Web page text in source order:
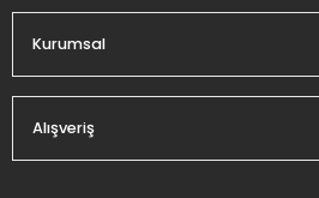
Kurumsal
Alışveriş